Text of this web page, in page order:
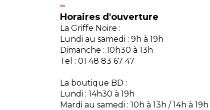
Horaires d'ouverture
La Griffe Noire :
Lundi au samedi : 9h à 19h
Dimanche : 10h30 à 13h
Tel : 01 48 83 67 47
La boutique BD :
Lundi : 14h30 à 19h
Mardi au samedi : 10h à 13h / 14h à 19h